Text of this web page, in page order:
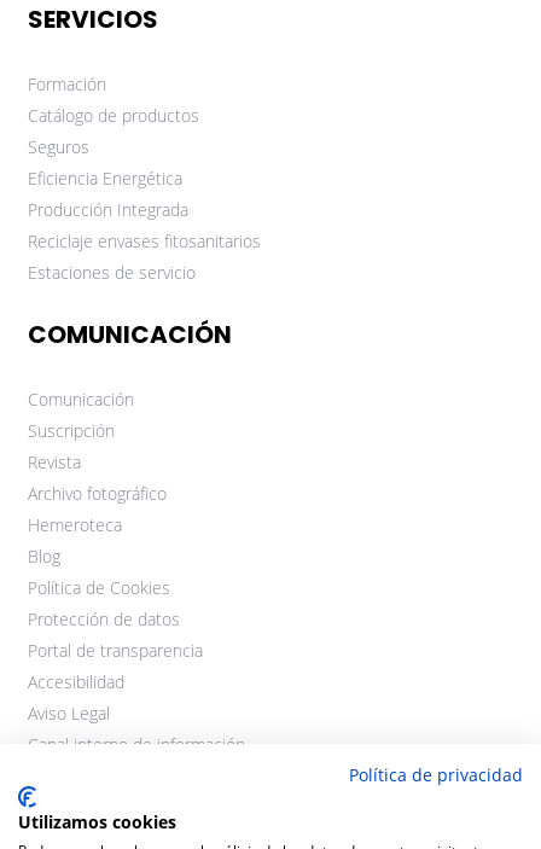
SERVICIOS
Formación
Catálogo de productos
Seguros
Eficiencia Energética
Producción Integrada
Reciclaje envases fitosanitarios
Estaciones de servicio
COMUNICACIÓN
Comunicación
Suscripción
Revista
Archivo fotográfico
Hemeroteca
Blog
Política de Cookies
Protección de datos
Portal de transparencia
Accesibilidad
Aviso Legal
Canal interno de información
Política de privacidad
Utilizamos cookies